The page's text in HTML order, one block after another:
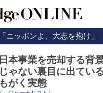
ニッポンよ、大志を抱け」
本事業を売却する背
ゃない裏目に出てい
がく実態